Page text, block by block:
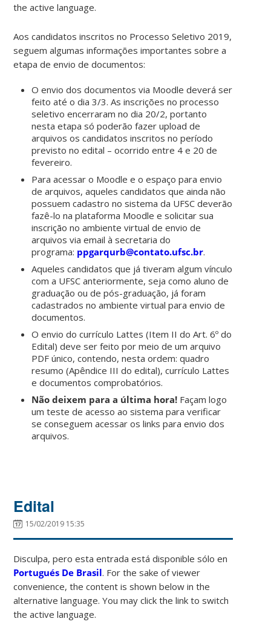
the active language.
Aos candidatos inscritos no Processo Seletivo 2019,
seguem algumas informações importantes sobre a
etapa de envio de documentos:
O envio dos documentos via Moodle deverá ser
feito até o dia 3/3. As inscrições no processo
seletivo encerraram no dia 20/2, portanto
nesta etapa só poderão fazer upload de
arquivos os candidatos inscritos no período
previsto no edital – ocorrido entre 4 e 20 de
fevereiro.
Para acessar o Moodle e o espaço para envio
de arquivos, aqueles candidatos que ainda não
possuem cadastro no sistema da UFSC deverão
fazê-lo na plataforma Moodle e solicitar sua
inscrição no ambiente virtual de envio de
arquivos via email à secretaria do
programa: ppgarqurb@contato.ufsc.br.
Aqueles candidatos que já tiveram algum vínculo
com a UFSC anteriormente, seja como aluno de
graduação ou de pós-graduação, já foram
cadastrados no ambiente virtual para envio de
documentos.
O envio do currículo Lattes (Item II do Art. 6º do
Edital) deve ser feito por meio de um arquivo
PDF único, contendo, nesta ordem: quadro
resumo (Apêndice III do edital), currículo Lattes
e documentos comprobatórios.
Não deixem para a última hora! Façam logo
um teste de acesso ao sistema para verificar
se conseguem acessar os links para envio dos
arquivos.
Edital
15/02/2019 15:35
Disculpa, pero esta entrada está disponible sólo en
Portugués De Brasil. For the sake of viewer
convenience, the content is shown below in the
alternative language. You may click the link to switch
the active language.